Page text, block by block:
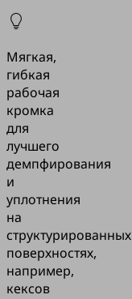
Мягкая,
гибкая
рабочая
кромка
для
лучшего
демпфирования
и
уплотнения
на
структурированных
поверхностях,
например,
кексов